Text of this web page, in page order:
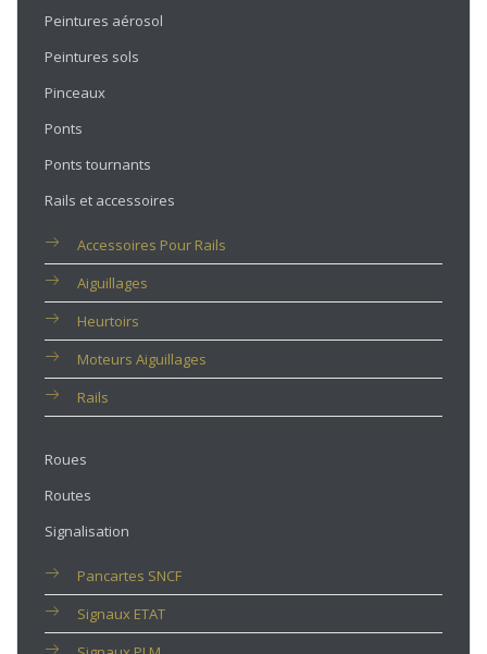
Peintures aérosol
Peintures sols
Pinceaux
Ponts
Ponts tournants
Rails et accessoires
Accessoires Pour Rails
Aiguillages
Heurtoirs
Moteurs Aiguillages
Rails
Roues
Routes
Signalisation
Pancartes SNCF
Signaux ETAT